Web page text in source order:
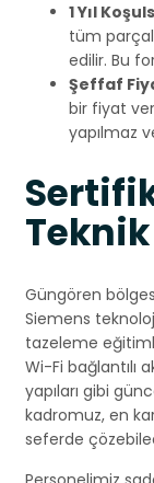
1 Yıl
tüm
edilir. Bu
Şeffaf
bir fiyat
yapılmaz
Güngören
Siemens
tazeleme
Wi-Fi bağlantılı
yapıları gibi
kadromuz, en
seferde